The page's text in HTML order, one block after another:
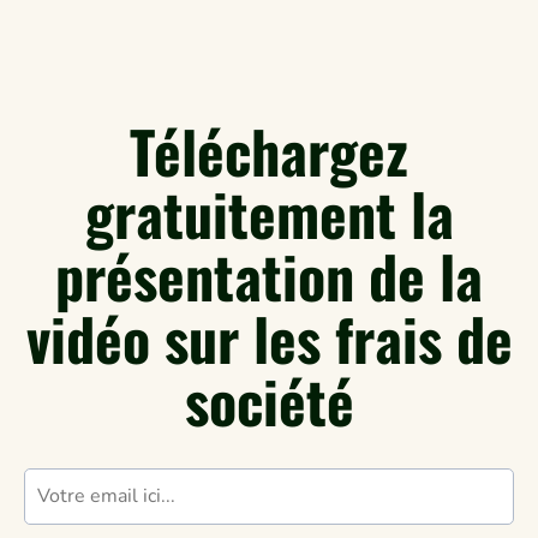
Téléchargez
gratuitement la
présentation de la
vidéo sur les frais de
société